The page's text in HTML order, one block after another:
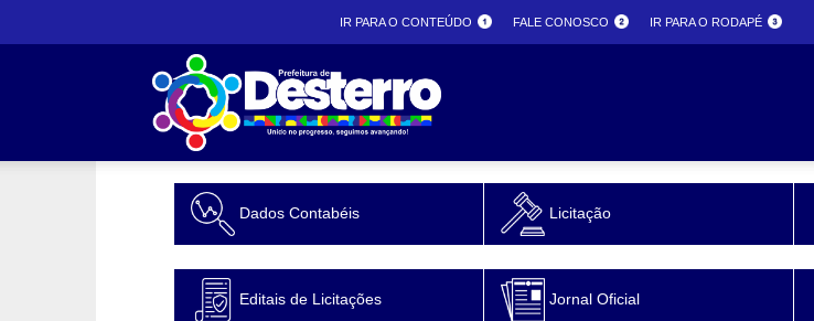
IR PARA O CONTEÚDO FALE CONOSCO IR PARA O RODAPÉ
Prefeitura
Dados Contabéis Licitação
Editais de Licitações Jornal Oficial